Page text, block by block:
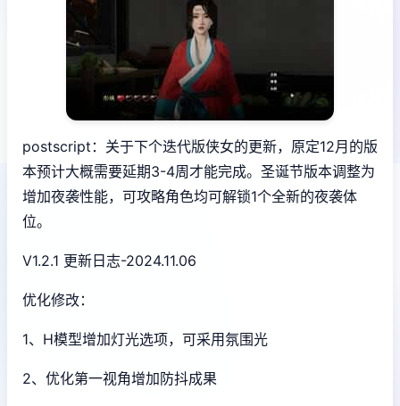
postscript：关于下个迭代版侠女的更新，原定12月的版
本预计大概需要延期3-4周才能完成。圣诞节版本调整为
增加夜袭性能，可攻略角色均可解锁1个全新的夜袭体
位。
V1.2.1 更新日志-2024.11.06
优化修改：
1、H模型增加灯光选项，可采用氛围光
2、优化第一视角增加防抖成果